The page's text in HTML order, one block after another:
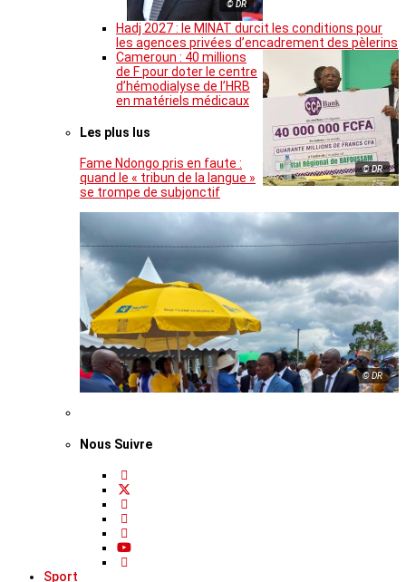
© DR
Hadj 2027 : le MINAT durcit les conditions pour
les agences privées d’encadrement des pèlerins
© DR
Cameroun : 40 millions
de F pour doter le centre
d’hémodialyse de l’HRB
en matériels médicaux
Les plus lus
Fame Ndongo pris en faute :
quand le « tribun de la langue »
se trompe de subjonctif
© DR
Nous Suivre
Sport